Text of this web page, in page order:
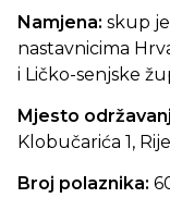
Namjena: skup
nastavnicima
i Ličko-senjske
Mjesto
Klobučarića 1,
Broj polaznika: